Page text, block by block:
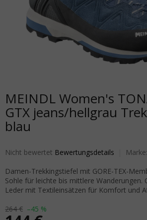
MEINDL Women's
GTX jeans/hellgrau
blau
Die durchschnittliche Produktbewertung ist
Nicht bewertet Bewertungsdetails Marke:
264 € –45 %
Damen-Trekkingstiefel mit GORE-TEX-
Sohle für leichte bis mittlere Wanderungen.
Leder mit Textileinsätzen für Komfort und